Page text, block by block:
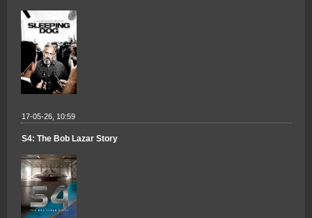
17-05-26, 10:59
S4: The Bob Lazar Story